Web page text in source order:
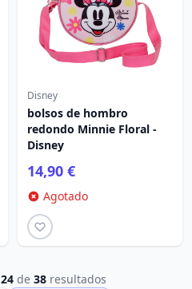
Disney
bolsos de hombro
redondo Minnie Floral -
Disney
14,90 €
Agotado
24de 38resultados